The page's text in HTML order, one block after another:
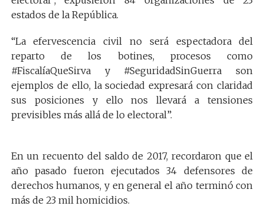
estados de la República.
“La efervescencia civil no será espectadora del
reparto de los botines, procesos como
#FiscalíaQueSirva y #SeguridadSinGuerra son
ejemplos de ello, la sociedad expresará con claridad
sus posiciones y ello nos llevará a tensiones
previsibles más allá de lo electoral”.
En un recuento del saldo de 2017, recordaron que el
año pasado fueron ejecutados 34 defensores de
derechos humanos, y en general el año terminó con
más de 23 mil homicidios.